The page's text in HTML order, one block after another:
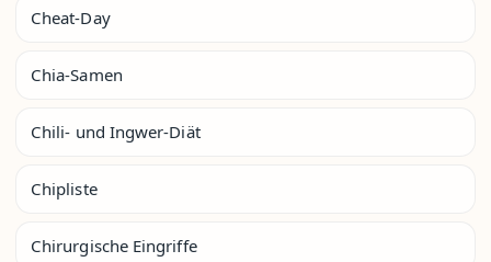
Cheat-Day
Chia-Samen
Chili- und Ingwer-Diät
Chipliste
Chirurgische Eingriffe